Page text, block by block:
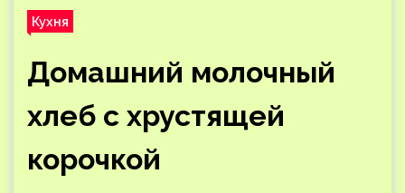
Кухня
Домашний молочный
хлеб с хрустящей
корочкой